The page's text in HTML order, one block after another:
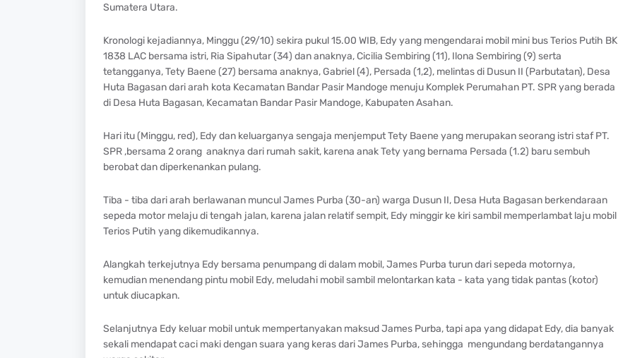
Sumatera Utara.
Kronologi kejadiannya, Minggu (29/10) sekira pukul 15.00 WIB, Edy yang mengendarai mobil mini bus Terios Putih BK
1838 LAC bersama istri, Ria Sipahutar (34) dan anaknya, Cicilia Sembiring (11), Ilona Sembiring (9) serta
tetangganya, Tety Baene (27) bersama anaknya, Gabriel (4), Persada (1,2), melintas di Dusun II (Parbutatan), Desa
Huta Bagasan dari arah kota Kecamatan Bandar Pasir Mandoge menuju Komplek Perumahan PT. SPR yang berada
di Desa Huta Bagasan, Kecamatan Bandar Pasir Mandoge, Kabupaten Asahan.
Hari itu (Minggu, red), Edy dan keluarganya sengaja menjemput Tety Baene yang merupakan seorang istri staf PT.
SPR ,bersama 2 orang anaknya dari rumah sakit, karena anak Tety yang bernama Persada (1.2) baru sembuh
berobat dan diperkenankan pulang.
Tiba - tiba dari arah berlawanan muncul James Purba (30-an) warga Dusun II, Desa Huta Bagasan berkendaraan
sepeda motor melaju di tengah jalan, karena jalan relatif sempit, Edy minggir ke kiri sambil memperlambat laju mobil
Terios Putih yang dikemudikannya.
Alangkah terkejutnya Edy bersama penumpang di dalam mobil, James Purba turun dari sepeda motornya,
kemudian menendang pintu mobil Edy, meludahi mobil sambil melontarkan kata - kata yang tidak pantas (kotor)
untuk diucapkan.
Selanjutnya Edy keluar mobil untuk mempertanyakan maksud James Purba, tapi apa yang didapat Edy, dia banyak
sekali mendapat caci maki dengan suara yang keras dari James Purba, sehingga mengundang berdatangannya